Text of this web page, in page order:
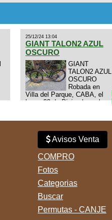
25/12/24 13:04
GIANT TALON2 AZUL
OSCURO
GIANT
TALON2 AZUL
OSCURO
Robada en
Villa del Parque, CABA, el
lunes 23 de Diciembre a las
Avisos Venta
COMPRO
Fotos
Categorias
Buscar
Permutas - CANJE